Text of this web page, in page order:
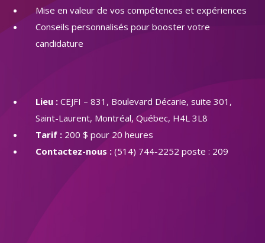
Mise en valeur de vos compétences et expériences
Conseils personnalisés pour booster votre
candidature
Lieu :CEJFI – 831, Boulevard Décarie, suite 301,
Saint-Laurent, Montréal, Québec, H4L 3L8
Tarif :200 $ pour 20 heures
Contactez-nous :(514) 744-2252 poste : 209